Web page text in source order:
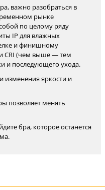
важно разобраться в
рынке
по целому ряду
IP для влажных
и финишному
CRI (чем выше — тем
и последующего ухода.
изменения яркости и
позволяет менять
бра, которое останется